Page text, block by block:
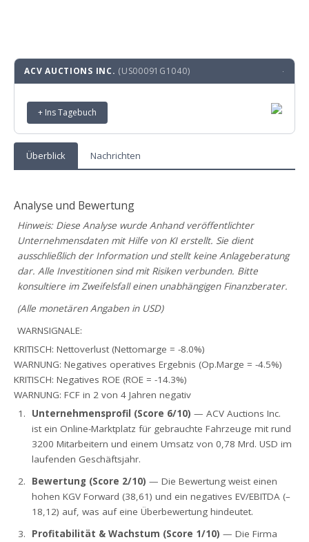
ACV AUCTIONS INC. (US00091G1040) ·
+ Ins Tagebuch
Überblick Nachrichten
Analyse und Bewertung
Hinweis: Diese Analyse wurde Anhand veröffentlichter
Unternehmensdaten mit Hilfe von KI erstellt. Sie dient
ausschließlich der Information und stellt keine Anlageberatung
dar. Alle Investitionen sind mit Risiken verbunden. Bitte
konsultiere im Zweifelsfall einen unabhängigen Finanzberater.
(Alle monetären Angaben in USD)
WARNSIGNALE:
KRITISCH: Nettoverlust (Nettomarge = -8.0%)
WARNUNG: Negatives operatives Ergebnis (Op.Marge = -4.5%)
KRITISCH: Negatives ROE (ROE = -14.3%)
WARNUNG: FCF in 2 von 4 Jahren negativ
Unternehmensprofil (Score 6/10) — ACV Auctions Inc.
ist ein Online-Marktplatz für gebrauchte Fahrzeuge mit rund
3200 Mitarbeitern und einem Umsatz von 0,78 Mrd. USD im
laufenden Geschäftsjahr.
Bewertung (Score 2/10) — Die Bewertung weist einen
hohen KGV Forward (38,61) und ein negatives EV/EBITDA (–
18,12) auf, was auf eine Überbewertung hindeutet.
Profitabilität & Wachstum (Score 1/10) — Die Firma